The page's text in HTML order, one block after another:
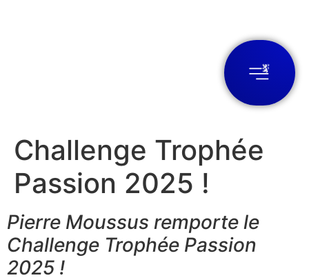
Challenge Trophée
Passion 2025 !
Pierre Moussus remporte le
Challenge Trophée Passion
2025 !